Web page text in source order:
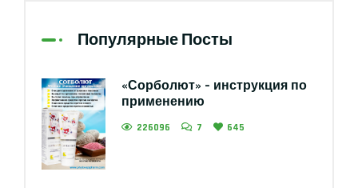
Популярные Посты
«Сорболют» – инструкция по
применению
226096 7 645